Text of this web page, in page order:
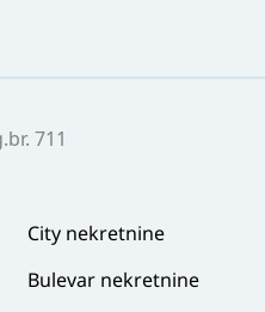
711
City nekretnine
Bulevar nekretnine